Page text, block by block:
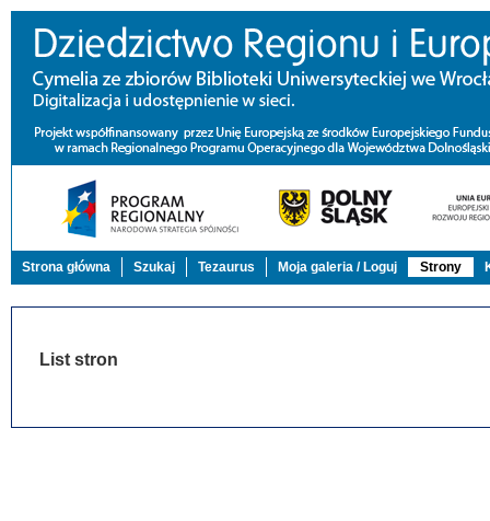
Strona główna Szukaj Tezaurus Moja galeria / Loguj Strony
List stron